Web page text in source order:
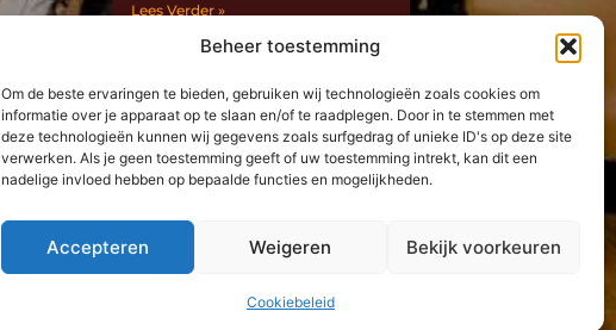
Beheer toestemming
Om de beste ervaringen te bieden, gebruiken wij technologieën zoals cookies om
informatie over je apparaat op te slaan en/of te raadplegen. Door in te stemmen met
deze technologieën kunnen wij gegevens zoals surfgedrag of unieke ID's op deze site
verwerken. Als je geen toestemming geeft of uw toestemming intrekt, kan dit een
nadelige invloed hebben op bepaalde functies en mogelijkheden.
Accepteren Weigeren Bekijk voorkeuren
Cookiebeleid
Lees Verder »